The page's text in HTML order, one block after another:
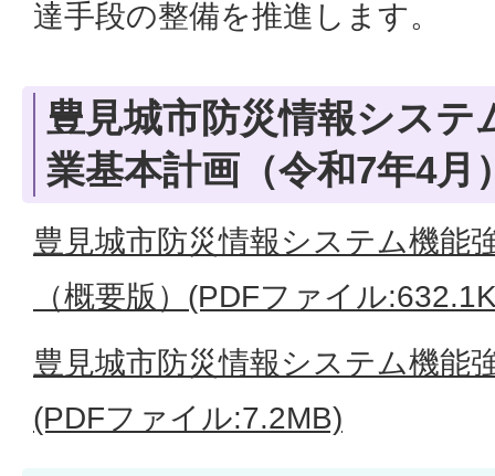
達手段の整備を推進します。
豊見城市防災情報システ
業基本計画（令和7年4月
豊見城市防災情報システム機能
（概要版）(PDFファイル
豊見城市防災情報システム機能
(PDFファイル:7.2MB)